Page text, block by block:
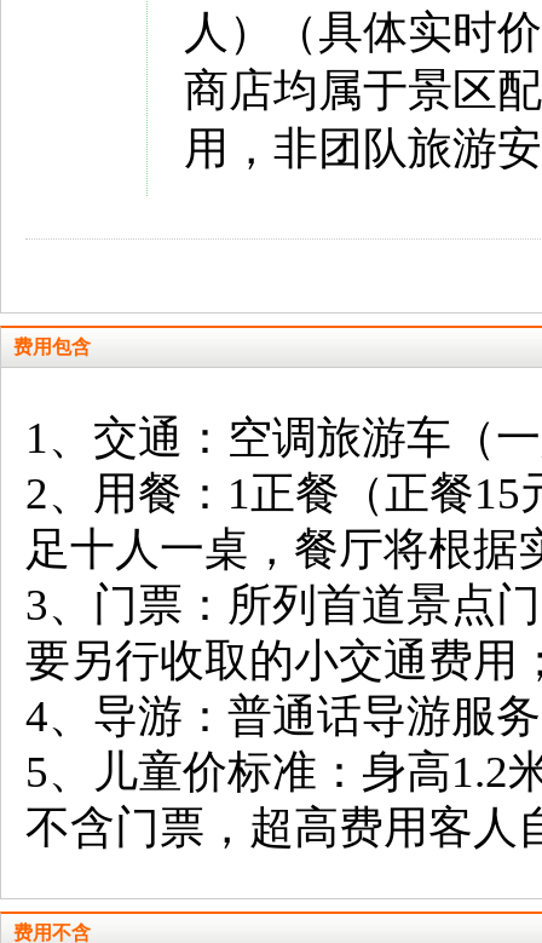
人）（具体实时
商店均属于景区
用，非团队旅游
费用包含
1、交通：空调旅游车（
2、用餐：1正餐（正餐
足十人一桌，餐厅将根据
3、门票：所列首道景点
要另行收取的小交通费用
4、导游：普通话导游服
5、儿童价标准：身高1.2
不含门票，超高费用客人
费用不含